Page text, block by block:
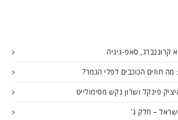
קרוננברג, סאפ-גיגיה
חוזים הכוכבים לפלי הנמר?
פינקל ושרון נקש מסימולייט